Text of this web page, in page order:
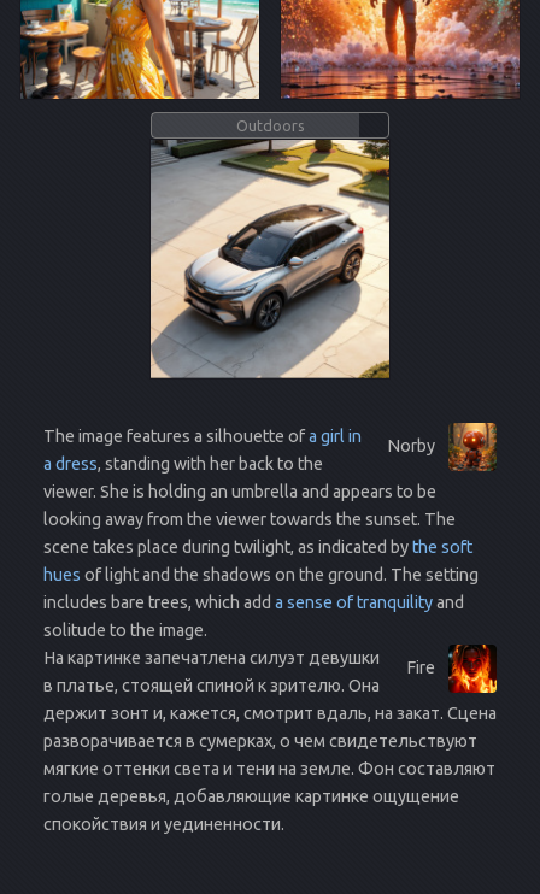
Outdoors
Norby
The image features a silhouette ofa girl in
a dress, standing with her back to the
viewer. She is holding an umbrella and appears to be
looking away from the viewer towards the sunset. The
scene takes place during twilight, as indicated bythe soft
hues of light and the shadows on the ground. The setting
includes bare trees, which add a sense of tranquilityand
solitude to the image.
Fire
На картинке запечатлена силуэт девушки
в платье, стоящей спиной к зрителю. Она
держит зонт и, кажется, смотрит вдаль, на закат. Сцена
разворачивается в сумерках, о чем свидетельствуют
мягкие оттенки света и тени на земле. Фон составляют
голые деревья, добавляющие картинке ощущение
спокойствия и уединенности.